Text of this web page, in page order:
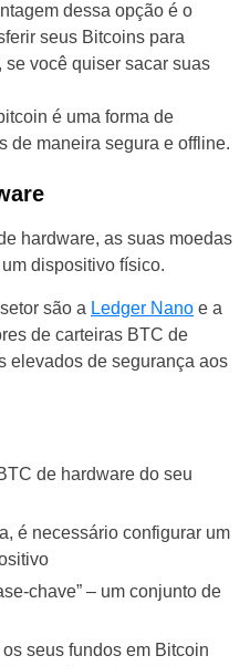
dessa opção é o
seus Bitcoins para
você quiser sacar suas
é uma forma de
de maneira segura e offline.
hardware, as suas moedas
dispositivo físico.
são a Ledger Nano e a
de carteiras BTC de
elevados de segurança aos
de hardware do seu
é necessário configurar um
chave” – um conjunto de
seus fundos em Bitcoin